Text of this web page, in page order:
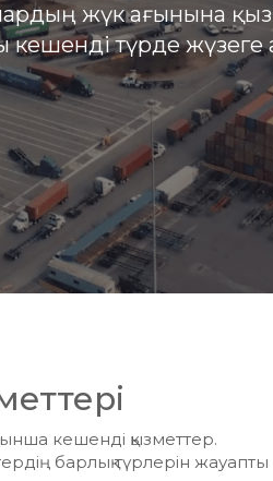
жүк ағынына
түрде жүзеге
кешенді қызметтер.
барлық түрлерін жауапты